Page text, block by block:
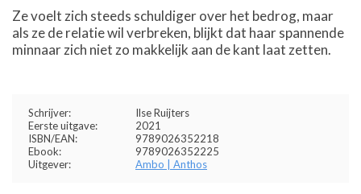
Ze voelt zich steeds schuldiger over het bedrog, maar
als ze de relatie wil verbreken, blijkt dat haar spannende
minnaar zich niet zo makkelijk aan de kant laat zetten.
Schrijver:
Ilse Ruijters
Eerste uitgave:
2021
ISBN/EAN:
9789026352218
Ebook:
9789026352225
Uitgever:
Ambo | Anthos